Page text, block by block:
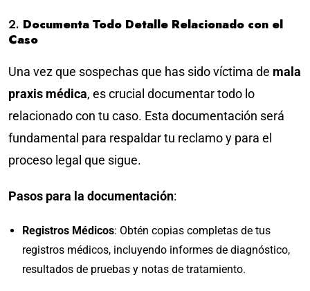
2. Documenta Todo Detalle Relacionado con el
Caso
Una vez que sospechas que has sido víctima de mala
praxis médica, es crucial documentar todo lo
relacionado con tu caso. Esta documentación será
fundamental para respaldar tu reclamo y para el
proceso legal que sigue.
Pasos para la documentación:
Registros Médicos: Obtén copias completas de tus
registros médicos, incluyendo informes de diagnóstico,
resultados de pruebas y notas de tratamiento.